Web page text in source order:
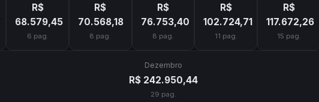
R$
68.579,45
6 pag.
R$
70.568,18
8 pag.
R$
76.753,40
8 pag.
R$
102.724,71
11 pag.
R$
117.672,26
15 pag.
Dezembro
R$ 242.950,44
29 pag.